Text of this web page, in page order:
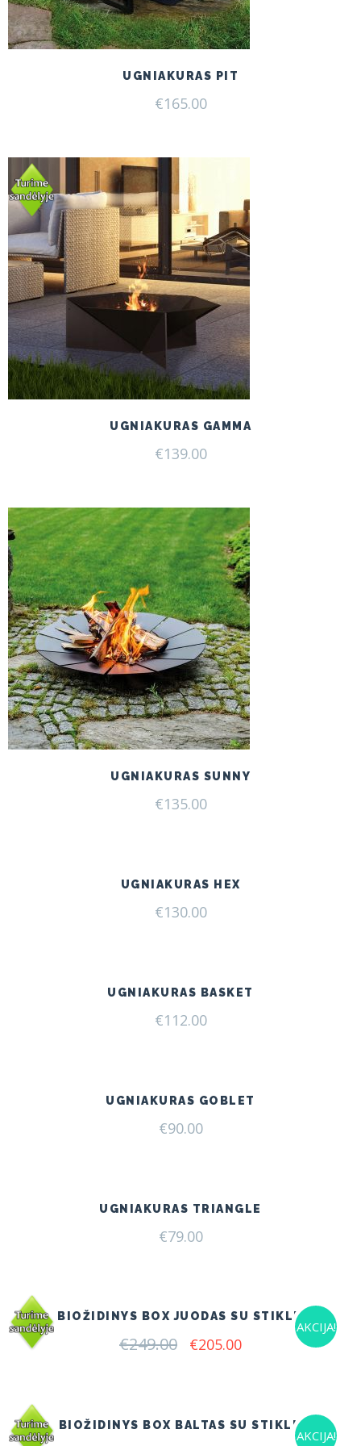
UGNIAKURAS PIT
€165.00
UGNIAKURAS GAMMA
€139.00
UGNIAKURAS SUNNY
€135.00
UGNIAKURAS HEX
€130.00
UGNIAKURAS BASKET
€112.00
UGNIAKURAS GOBLET
€90.00
UGNIAKURAS TRIANGLE
€79.00
AKCIJA!
BIOŽIDINYS BOX JUODAS SU STIKLU
€249.00 Original
€205.00Current
AKCIJA!
BIOŽIDINYS BOX BALTAS SU STIKLU